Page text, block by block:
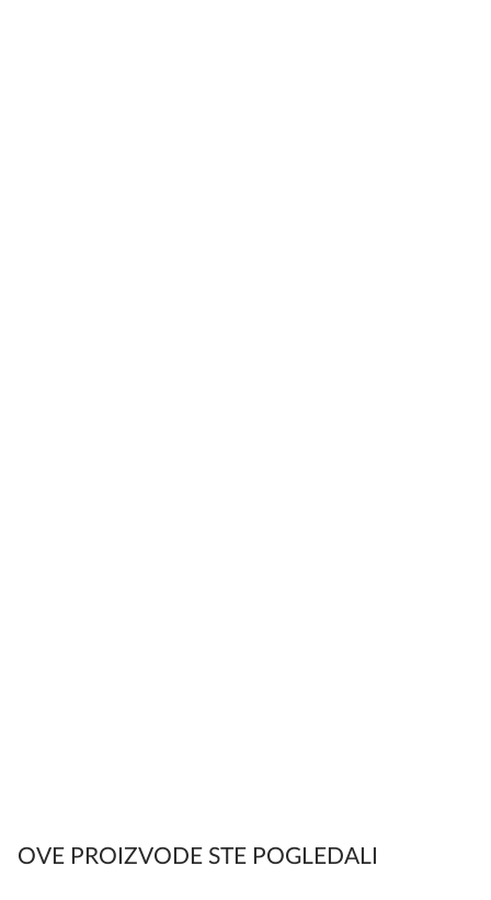
OVE PROIZVODE STE POGLEDALI